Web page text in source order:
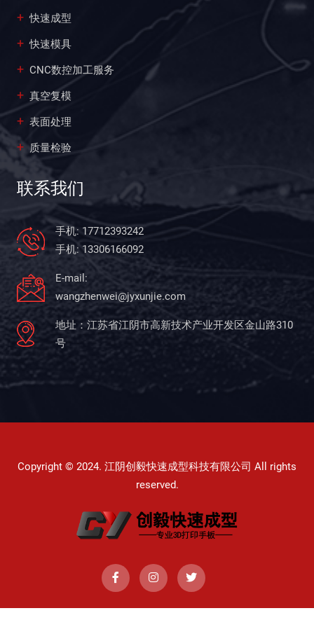
快速成型
快速模具
CNC数控加工服务
真空复模
表面处理
质量检验
联系我们
手机: 17712393242
手机: 13306166092
E-mail:
wangzhenwei@jyxunjie.com
地址：江苏省江阴市高新技术产业开发区金山路310
号
Copyright © 2024. 江阴创毅快速成型科技有限公司 All rights
reserved.